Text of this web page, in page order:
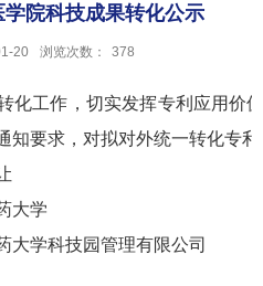
院科技成果转化公示
20 浏览次数： 378
化工作，切实发挥专利应用价
知要求，对拟对外统一转化专
大学
大学科技园管理有限公司